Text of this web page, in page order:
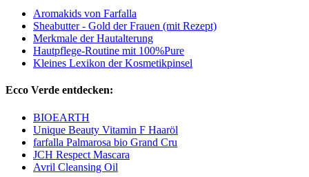
Aromakids von Farfalla
Sheabutter - Gold der Frauen (mit Rezept)
Merkmale der Hautalterung
Hautpflege-Routine mit 100%Pure
Kleines Lexikon der Kosmetikpinsel
Ecco Verde entdecken:
BIOEARTH
Unique Beauty Vitamin F Haaröl
farfalla Palmarosa bio Grand Cru
JCH Respect Mascara
Avril Cleansing Oil